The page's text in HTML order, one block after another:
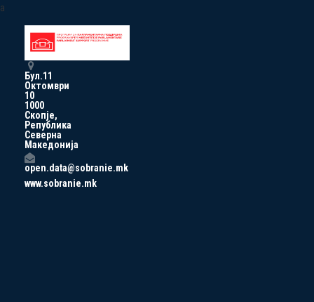
a
Бул.11
Октомври
10
1000
Скопје,
Република
Северна
Македонија
open.data@sobranie.mk
www.sobranie.mk